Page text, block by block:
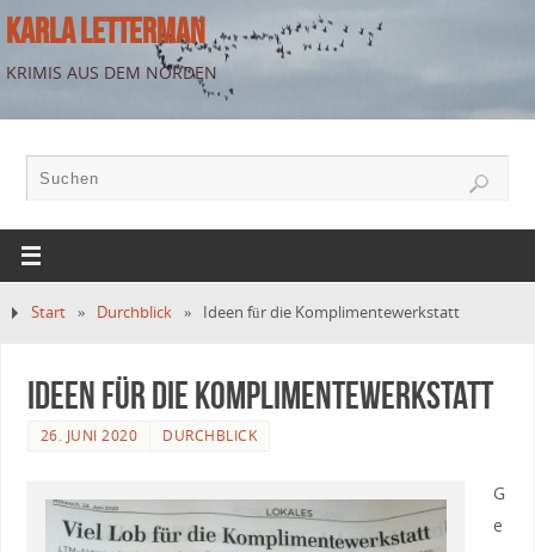
KARLA LETTERMAN
KRIMIS AUS DEM NORDEN
Start » Durchblick » Ideen für die Komplimentewerkstatt
Ideen für die Komplimentewerkstatt
26. JUNI 2020 DURCHBLICK
G
e